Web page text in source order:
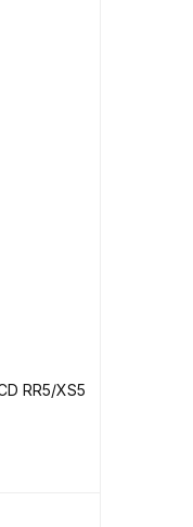
RR5/XS5